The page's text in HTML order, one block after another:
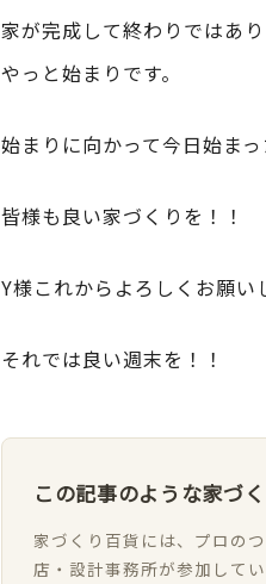
家が完成して終わりではあり
やっと始まりです。
始まりに向かって今日始まっ
皆様も良い家づくりを！！
Y様これからよろしくお願い
それでは良い週末を！！
この記事のような家づ
家づくり百貨には、プロの
店・設計事務所が参加して